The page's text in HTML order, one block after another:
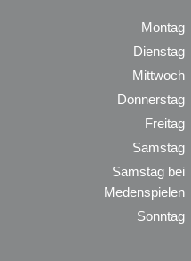
Montag
Dienstag
Mittwoch
Donnerstag
Freitag
Samstag
Samstag bei
Medenspielen
Sonntag